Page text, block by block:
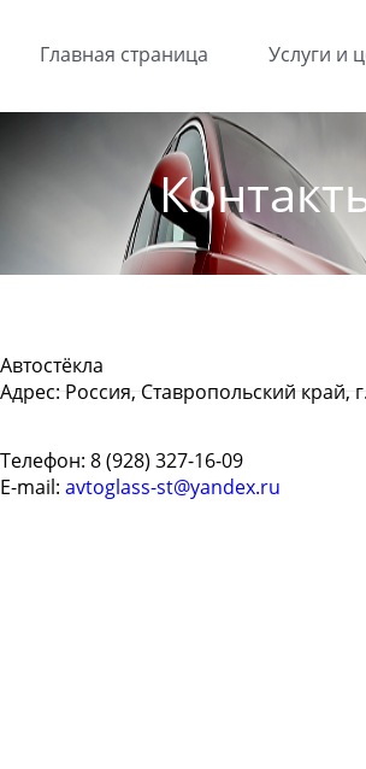
Главная страница Услуги и
Автостёкла
Адрес: Россия, Ставропольский край,
Телефон: 8 (928) 327-16-09
E-mail: avtoglass-st@yandex.ru